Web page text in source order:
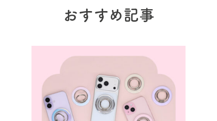
おすすめ記事